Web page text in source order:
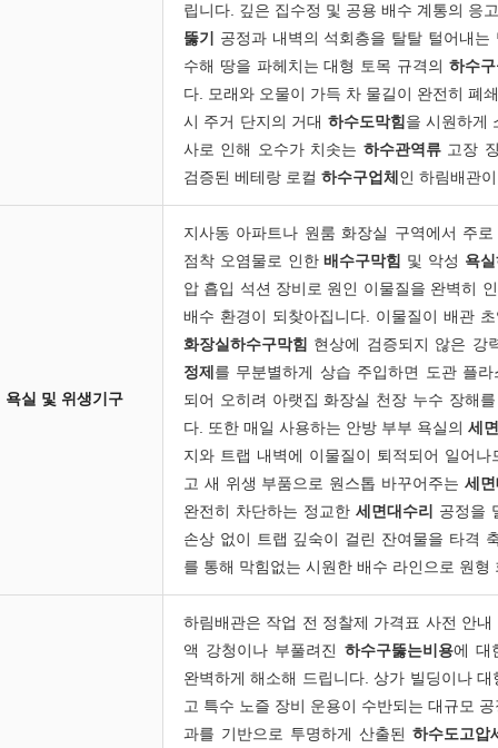
립니다. 깊은 집수정 및 공용 배수 계통의 응
뚫기
공정과 내벽의 석회층을 탈탈 털어내
수해 땅을 파헤치는 대형 토목 규격의하수
다. 모래와 오물이 가득 차 물길이 완전히 폐
시 주거 단지의 거대 하수도막힘 을 시원하게
사로 인해 오수가 치솟는 하수관역류고장
검증된 베테랑 로컬 하수구업체 인 하림배관
욕실 및 위생기구
지사동 아파트나 원룸 화장실 구역에서 주
점착 오염물로 인한 배수구막힘 및 악성 욕
압 흡입 석션 장비로 원인 이물질을 완벽히
배수 환경이 되찾아집니다. 이물질이 배관
화장실하수구막힘 현상에 검증되지 않은 강
정제 를 무분별하게 상습 주입하면 도관 플
되어 오히려 아랫집 화장실 천장 누수 장해
다. 또한 매일 사용하는 안방 부부 욕실의 세
지와 트랩 내벽에 이물질이 퇴적되어 일어
고 새 위생 부품으로 원스톱 바꾸어주는세
완전히 차단하는 정교한 세면대수리
공정을
손상 없이 트랩 깊숙이 걸린 잔여물을 타격
를 통해 막힘없는 시원한 배수 라인으로 원형
하림배관은 작업 전 정찰제 가격표 사전 안
액 강청이나 부풀려진 하수구뚫는비용에 대
완벽하게 해소해 드립니다. 상가 빌딩이나
고 특수 노즐 장비 운용이 수반되는 대규모
과를 기반으로 투명하게 산출된 하수도고압